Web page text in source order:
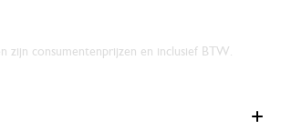
zijn consumentenprijzen en inclusief BTW.